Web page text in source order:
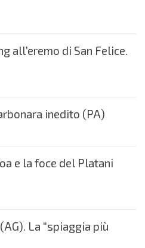
all’eremo di San Felice.
inedito (PA)
e la foce del Platani
La “spiaggia più